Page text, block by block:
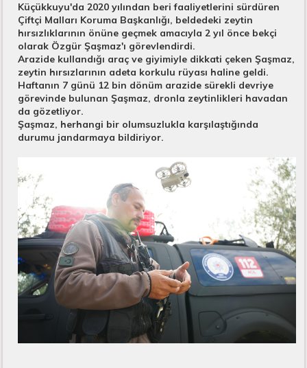
Küçükkuyu'da 2020 yılından beri faaliyetlerini sürdüren
Çiftçi Malları Koruma Başkanlığı, beldedeki zeytin
hırsızlıklarının önüne geçmek amacıyla 2 yıl önce bekçi
olarak Özgür Şaşmaz'ı görevlendirdi.
Arazide kullandığı araç ve giyimiyle dikkati çeken Şaşmaz,
zeytin hırsızlarının adeta korkulu rüyası haline geldi.
Haftanın 7 günü 12 bin dönüm arazide sürekli devriye
görevinde bulunan Şaşmaz, dronla zeytinlikleri havadan
da gözetliyor.
Şaşmaz, herhangi bir olumsuzlukla karşılaştığında
durumu jandarmaya bildiriyor.